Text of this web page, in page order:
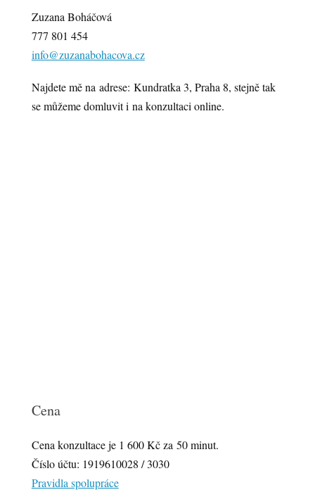
Zuzana Boháčová
777 801 454
info@zuzanabohacova.cz
Najdete mě na adrese: Kundratka 3, Praha 8, stejně tak
se můžeme domluvit i na konzultaci online.
Cena
Cena konzultace je 1 600 Kč za 50 minut.
Číslo účtu: 1919610028 / 3030
Pravidla spolupráce